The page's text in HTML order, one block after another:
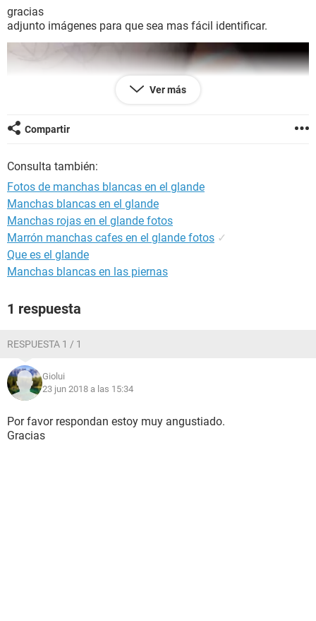
GLOSARIO
gracias
adjunto imágenes para que sea mas fácil identificar.
Ver más
Compartir
Consulta también:
Fotos de manchas blancas en el glande
Manchas blancas en el glande
Manchas rojas en el glande fotos
Marrón manchas cafes en el glande fotos ✓
Que es el glande
Manchas blancas en las piernas
1 respuesta
RESPUESTA 1 / 1
Giolui
23 jun 2018 a las 15:34
Por favor respondan estoy muy angustiado.
Gracias